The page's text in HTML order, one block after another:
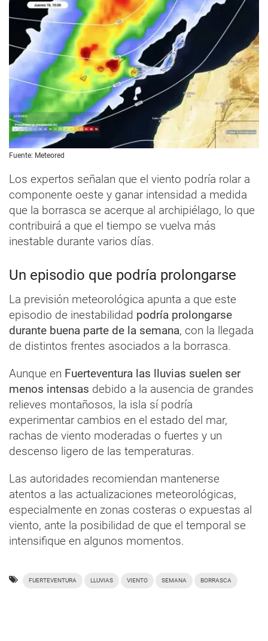
Fuente: Meteored
Los expertos señalan que el viento podría rolar a
componente oeste y ganar intensidad a medida
que la borrasca se acerque al archipiélago, lo que
contribuirá a que el tiempo se vuelva más
inestable durante varios días.
Un episodio que podría prolongarse
La previsión meteorológica apunta a que este
episodio de inestabilidad podría prolongarse
durante buena parte de la semana, con la llegada
de distintos frentes asociados a la borrasca.
Aunque en Fuerteventura las lluvias suelen ser
menos intensas debido a la ausencia de grandes
relieves montañosos, la isla sí podría
experimentar cambios en el estado del mar,
rachas de viento moderadas o fuertes y un
descenso ligero de las temperaturas.
Las autoridades recomiendan mantenerse
atentos a las actualizaciones meteorológicas,
especialmente en zonas costeras o expuestas al
viento, ante la posibilidad de que el temporal se
intensifique en algunos momentos.
FUERTEVENTURA LLUVIAS VIENTO SEMANA BORRASCA